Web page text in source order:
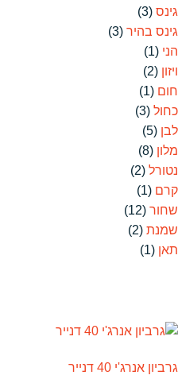
גינס (3)
גינס בהיר (3)
הני (1)
ויזון (2)
חום (1)
כחול (3)
לבן (5)
מלון (8)
נטורל (2)
קרם (1)
שחור (12)
שמנת (2)
תאן (1)
גרביון אנרג'י 40 דנייר